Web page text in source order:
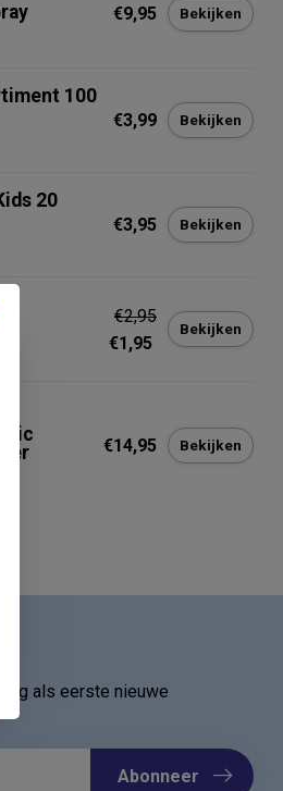
€9,95 Bekijken
100
€3,99 Bekijken
20
€3,95 Bekijken
€2,95
€1,95
Bekijken
€14,95 Bekijken
als eerste nieuwe
Abonneer